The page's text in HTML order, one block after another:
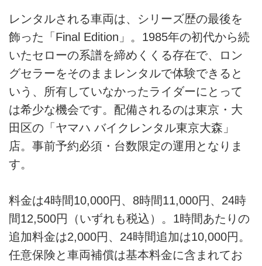
レンタルされる車両は、シリーズ歴の最後を
飾った「Final Edition」。1985年の初代から続
いたセローの系譜を締めくくる存在で、ロン
グセラーをそのままレンタルで体験できると
いう、所有していなかったライダーにとって
は希少な機会です。配備されるのは東京・大
田区の「ヤマハ バイクレンタル東京大森」
店。事前予約必須・台数限定の運用となりま
す。
料金は4時間10,000円、8時間11,000円、24時
間12,500円（いずれも税込）。1時間あたりの
追加料金は2,000円、24時間追加は10,000円。
任意保険と車両補償は基本料金に含まれてお